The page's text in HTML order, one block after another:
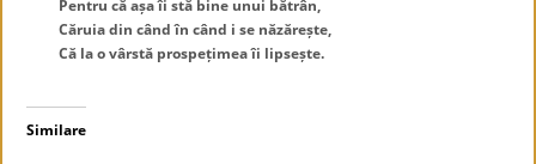
Pentru că așa îi stă bine unui bătrân,
Căruia din când în când i se năzărește,
Că la o vârstă prospețimea îi lipsește.
Similare